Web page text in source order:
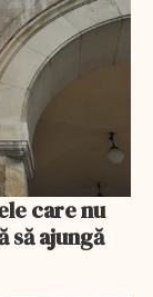
care nu
să ajungă